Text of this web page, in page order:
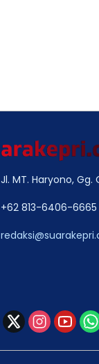
Jl. MT. Haryono,
+62 813-6406-6665